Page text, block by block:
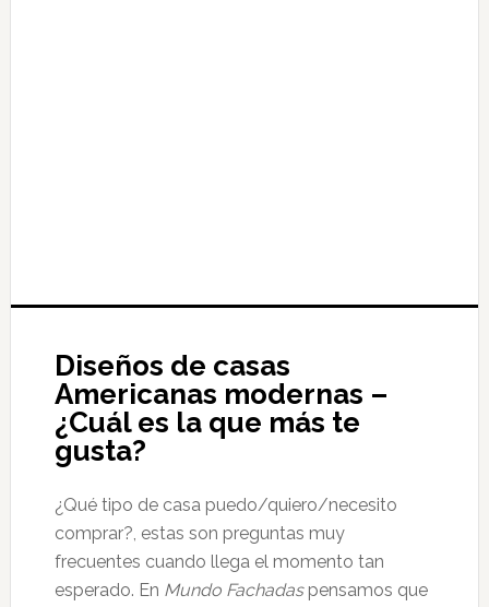
Diseños de casas
Americanas modernas –
¿Cuál es la que más te
gusta?
¿Qué tipo de casa puedo/quiero/necesito
comprar?, estas son preguntas muy
frecuentes cuando llega el momento tan
esperado. En Mundo Fachadaspensamos que